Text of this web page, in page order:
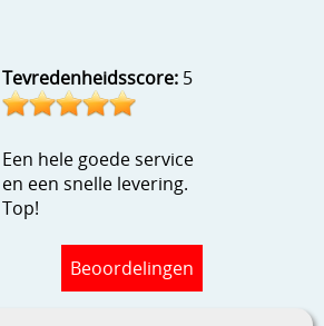
Tevredenheidsscore: 5
Een hele goede service
en een snelle levering.
Top!
Beoordelingen